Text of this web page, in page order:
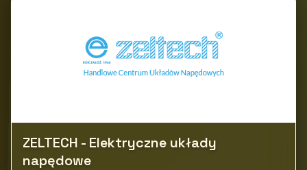
ZELTECH - Elektryczne układy
napędowe